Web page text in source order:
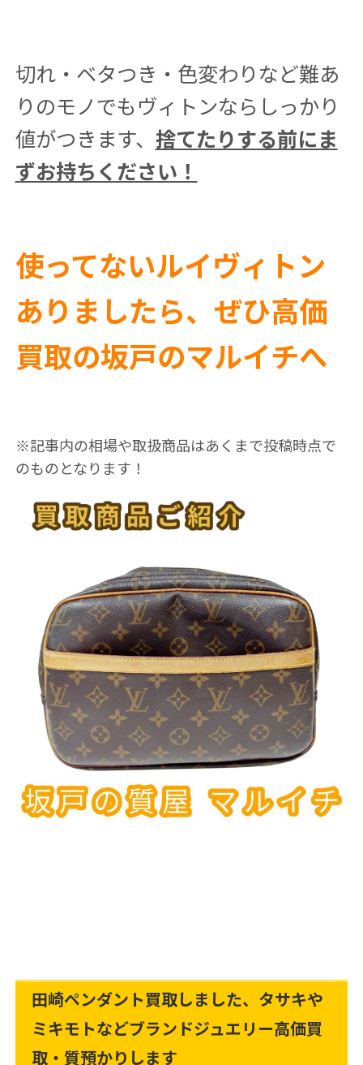
切れ・ベタつき・色変わりなど難あ
りのモノでもヴィトンならしっかり
値がつきます、 捨てたりする前にま
ずお持ちください！
使ってないルイヴィトン
ありましたら、ぜひ高価
買取の坂戸のマルイチへ
※記事内の相場や取扱商品はあくまで投稿時点で
のものとなります！
田崎ペンダント買取しました、タサキや
ミキモトなどブランドジュエリー高価買
取・質預かりします